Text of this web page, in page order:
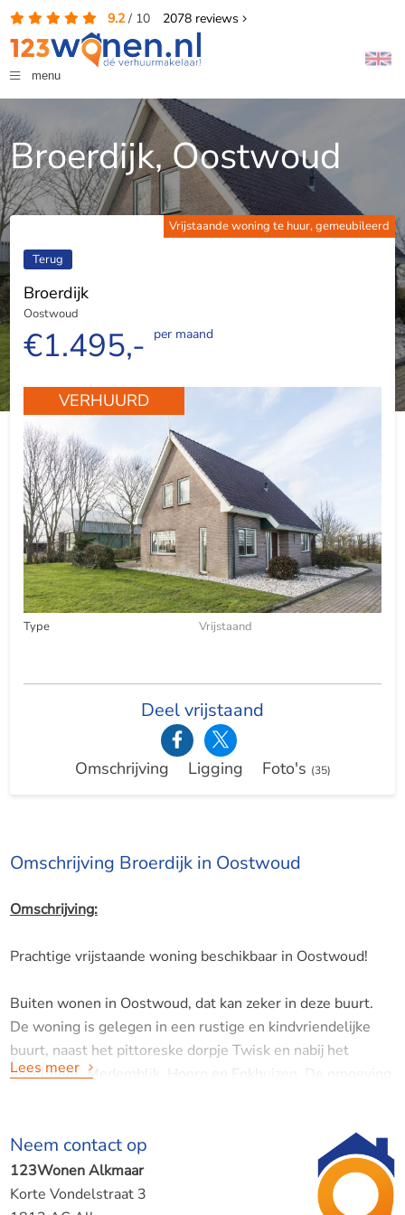
9.2/ 10 2078reviews
menu
Broerdijk, Oostwoud
Vrijstaande woning te huur, gemeubileerd
Terug
Broerdijk
Oostwoud
€1.495,- per maand
VERHUURD
Type Vrijstaand
Deel vrijstaand
Omschrijving Ligging Foto's (35)
Omschrijving Broerdijk in Oostwoud
Omschrijving:
Prachtige vrijstaande woning beschikbaar in Oostwoud!
Buiten wonen in Oostwoud, dat kan zeker in deze buurt.
De woning is gelegen in een rustige en kindvriendelijke
buurt, naast het pittoreske dorpje Twisk en nabij het
IJsselmeer, Medemblik, Hoorn en Enkhuizen. De omgeving
Verder is er in de omgeving genoeg te beleven voor jong
en oud. Denk aan verschillende musea, een kasteel en de
stoomtram van Hoorn-Medemblik.
Lees meer
Neem contact op
123Wonen Alkmaar
Korte Vondelstraat 3